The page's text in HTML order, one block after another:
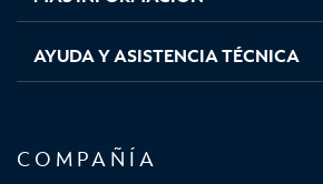
AYUDA Y ASISTENCIA TÉCNICA
COMPAÑÍA